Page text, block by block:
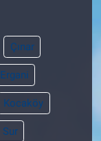
Çınar
Ergani
Kocaköy
Sur